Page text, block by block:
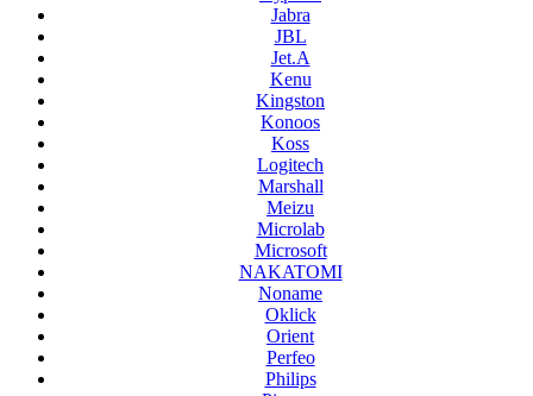
Jabra
JBL
Jet.A
Kenu
Kingston
Konoos
Koss
Logitech
Marshall
Meizu
Microlab
Microsoft
NAKATOMI
Noname
Oklick
Orient
Perfeo
Philips